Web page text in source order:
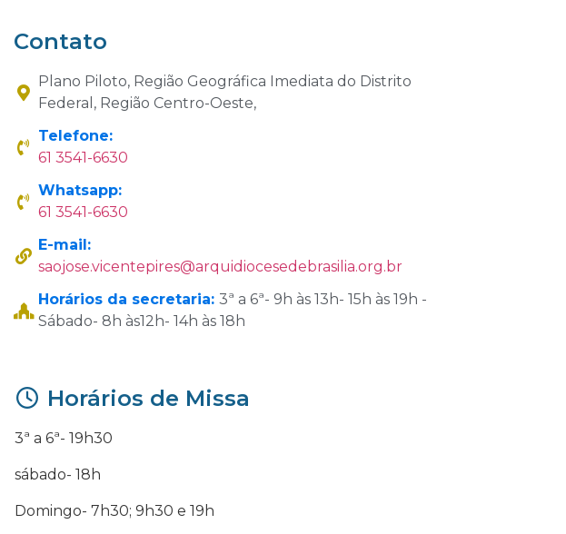
Contato
Plano Piloto, Região Geográfica Imediata do Distrito
Federal, Região Centro-Oeste,
Telefone:
61 3541-6630
Whatsapp:
61 3541-6630
E-mail:
saojose.vicentepires@arquidiocesedebrasilia.org.br
Horários da secretaria:3ª a 6ª- 9h às 13h- 15h às 19h -
Sábado- 8h às12h- 14h às 18h
Horários de Missa
3ª a 6ª- 19h30
sábado- 18h
Domingo- 7h30; 9h30 e 19h